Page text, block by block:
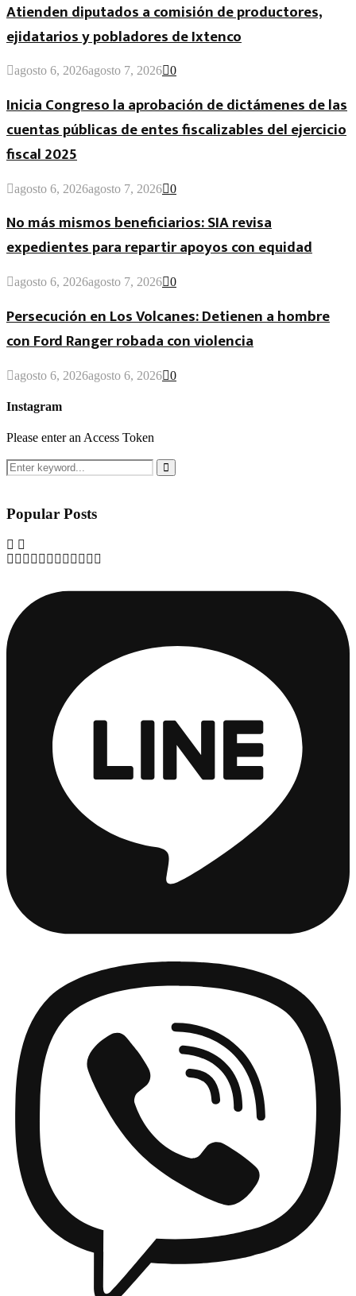
Atienden diputados a comisión de productores,
ejidatarios y pobladores de Ixtenco
agosto 6, 2026agosto 7, 2026 0
Inicia Congreso la aprobación de dictámenes de las
cuentas públicas de entes fiscalizables del ejercicio
fiscal 2025
agosto 6, 2026agosto 7, 2026 0
No más mismos beneficiarios: SIA revisa
expedientes para repartir apoyos con equidad
agosto 6, 2026agosto 7, 2026 0
Persecución en Los Volcanes: Detienen a hombre
con Ford Ranger robada con violencia
agosto 6, 2026agosto 6, 2026 0
Instagram
Please enter an Access Token
Search
for:
Search
Popular Posts